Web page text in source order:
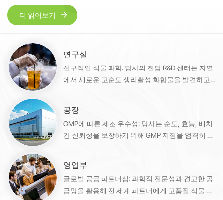
욱 향상시켰습니다.당사의 경영 철학은 '품질이 회사의 생명이다'입
니다.당사의 목표: 고객 우선, 품질 우선, 평판 우선.우리의 목표: 고순
더 읽어보기
연구실
선구적인 식물 과학: 당사의 전담 R&D 센터는 자연
에서 새로운 고순도 생리활성 화합물을 발견하고
공장
GMP에 따른 제조 우수성: 당사는 순도, 효능, 배치
간 신뢰성을 보장하기 위해 GMP 지침을 엄격히 준
영업부
글로벌 공급 파트너십: 과학적 전문성과 견고한 공
급망을 활용해 전 세계 파트너에게 고품질 식물 추